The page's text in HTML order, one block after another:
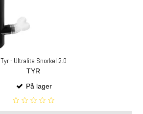
Tyr - Ultralite Snorkel 2.0
TYR
På lager